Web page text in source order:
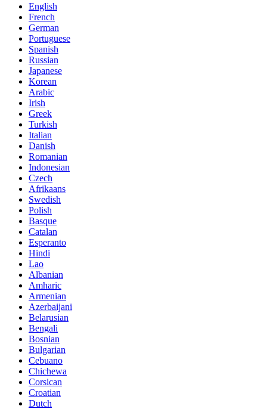
English
French
German
Portuguese
Spanish
Russian
Japanese
Korean
Arabic
Irish
Greek
Turkish
Italian
Danish
Romanian
Indonesian
Czech
Afrikaans
Swedish
Polish
Basque
Catalan
Esperanto
Hindi
Lao
Albanian
Amharic
Armenian
Azerbaijani
Belarusian
Bengali
Bosnian
Bulgarian
Cebuano
Chichewa
Corsican
Croatian
Dutch